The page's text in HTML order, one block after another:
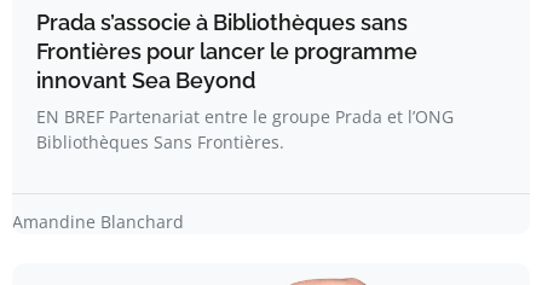
Prada s’associe à Bibliothèques sans
Frontières pour lancer le programme
innovant Sea Beyond
EN BREF Partenariat entre le groupe Prada et l’ONG
Bibliothèques Sans Frontières.
Amandine Blanchard